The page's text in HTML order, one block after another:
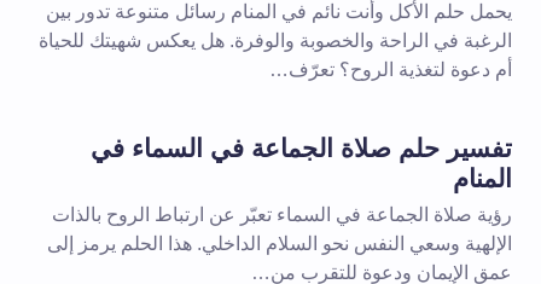
يحمل حلم الأكل وأنت نائم في المنام رسائل متنوعة تدور بين
الرغبة في الراحة والخصوبة والوفرة. هل يعكس شهيتك للحياة
أم دعوة لتغذية الروح؟ تعرّف…
تفسير حلم صلاة الجماعة في السماء في
المنام
رؤية صلاة الجماعة في السماء تعبّر عن ارتباط الروح بالذات
الإلهية وسعي النفس نحو السلام الداخلي. هذا الحلم يرمز إلى
عمق الإيمان ودعوة للتقرب من…